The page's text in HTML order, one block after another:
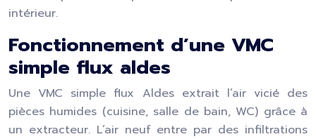
intérieur.
Fonctionnement d’une VMC
simple flux aldes
Une VMC simple flux Aldes extrait l’air vicié des
pièces humides (cuisine, salle de bain, WC) grâce à
un extracteur. L’air neuf entre par des infiltrations